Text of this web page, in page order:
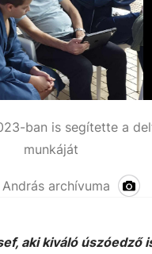
ban is segítette a
munkáját
archívuma
aki kiváló úszóedző